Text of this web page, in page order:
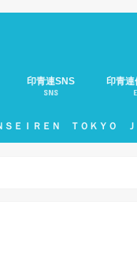
介
ス
ご紹介
紹介
部のご紹介
介
紹介
典
のご紹介
印青連SNS
SNS
印青連
ＳＥＩＲＥＮ ＴＯＫＹＯ